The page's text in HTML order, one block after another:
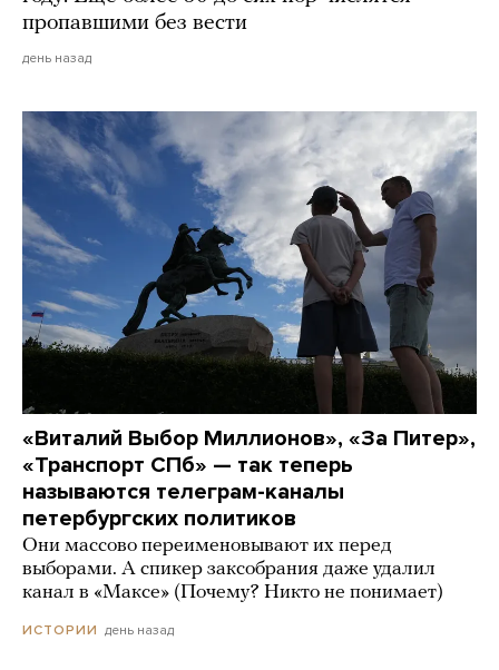
пропавшими без вести
день назад
«Виталий Выбор Миллионов», «За Питер»,
«Транспорт СПб» — так теперь
называются телеграм-каналы
петербургских политиков
Они массово переименовывают их перед
выборами. А спикер заксобрания даже удалил
канал в «Максе» (Почему? Никто не понимает)
ИСТОРИИ день назад